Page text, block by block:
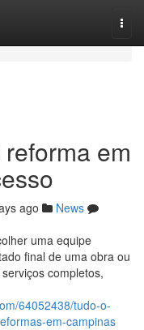
em
ago
News
uma equipe
final de uma obra ou
completos,
64052438/tudo-o-
em-campinas